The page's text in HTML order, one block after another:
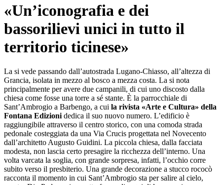
«Un’iconografia e dei
bassorilievi unici in tutto il
territorio ticinese»
La si vede passando dall’autostrada Lugano-Chiasso, all’altezza di
Grancia, isolata in mezzo al bosco a mezza costa. La si nota
principalmente per avere due campanili, di cui uno discosto dalla
chiesa come fosse una torre a sé stante. È la parrocchiale di
Sant’Ambrogio a Barbengo, a cui la rivista «Arte e Cultura» della
Fontana Edizioni dedica il suo nuovo numero. L’edificio è
raggiungibile attraverso il centro storico, con una comoda strada
pedonale costeggiata da una Via Crucis progettata nel Novecento
dall’architetto Augusto Guidini. La piccola chiesa, dalla facciata
modesta, non lascia certo presagire la ricchezza dell’interno. Una
volta varcata la soglia, con grande sorpresa, infatti, l’occhio corre
subito verso il presbiterio. Una grande decorazione a stucco rococò
racconta il momento in cui Sant’Ambrogio sta per salire al cielo,